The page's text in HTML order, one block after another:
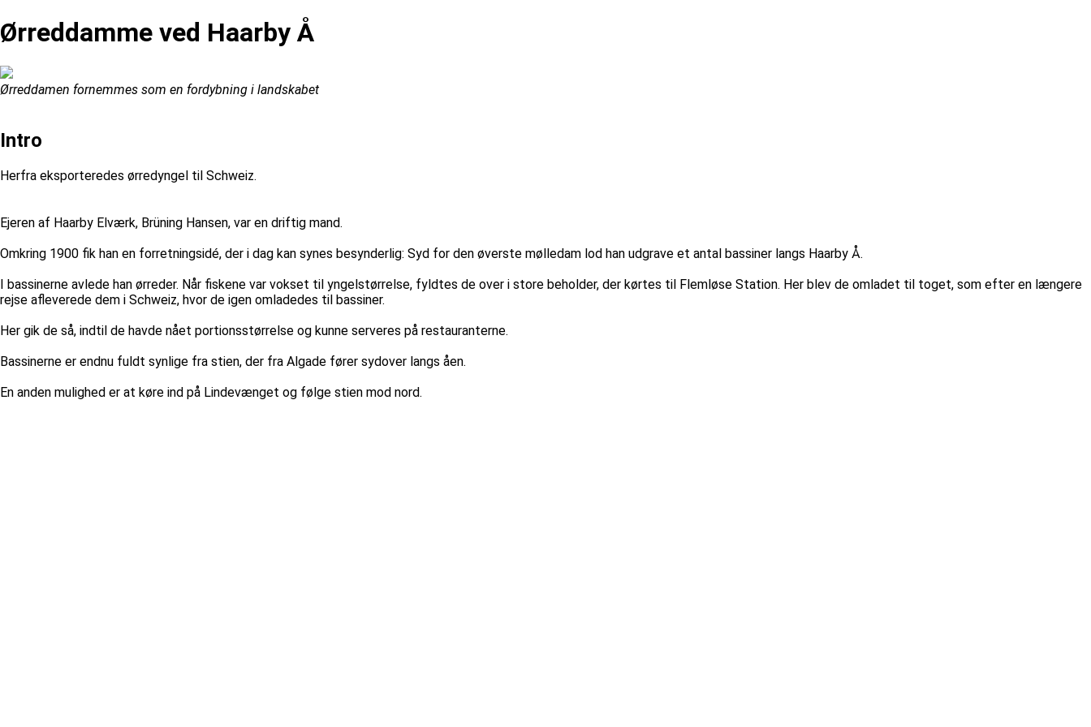
Ørreddamme ved Haarby Å
Ørreddamen fornemmes som en fordybning i landskabet
Intro
Herfra eksporteredes ørredyngel til Schweiz.
Ejeren af Haarby Elværk, Brüning Hansen, var en driftig mand.
Omkring 1900 fik han en forretningsidé, der i dag kan synes besynderlig: Syd for den øverste mølledam lod han udgrave et antal bassiner langs Haarby Å.
I bassinerne avlede han ørreder. Når fiskene var vokset til yngelstørrelse, fyldtes de over i store beholder, der kørtes til Flemløse Station. Her blev de omladet til toget, som efter en længere
rejse afleverede dem i Schweiz, hvor de igen omladedes til bassiner.
Her gik de så, indtil de havde nået portionsstørrelse og kunne serveres på restauranterne.
Bassinerne er endnu fuldt synlige fra stien, der fra Algade fører sydover langs åen.
En anden mulighed er at køre ind på Lindevænget og følge stien mod nord.